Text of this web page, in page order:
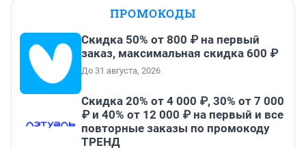
ПРОМОКОДЫ
Скидка 50% от 800 ₽ на первый
заказ, максимальная скидка 600 ₽
До 31 августа, 2026
Скидка 20% от 4 000 ₽, 30% от 7 000
₽ и 40% от 12 000 ₽ на первый и все
повторные заказы по промокоду
ТРЕНД